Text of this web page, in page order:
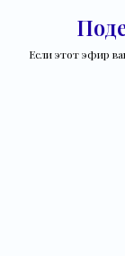
Если этот эфир